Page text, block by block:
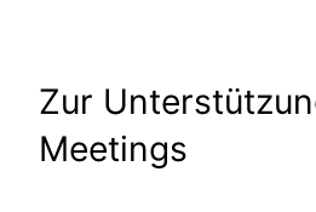
Zur
Meetings